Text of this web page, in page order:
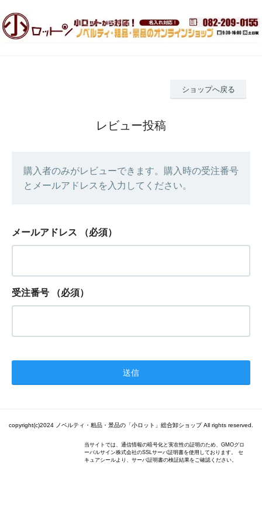
ショップへ戻る
レビュー投稿
購入者のみがレビューできます。購入時の受注番号
とメールアドレスを入力してください。
メールアドレス （必須）
受注番号 （必須）
copyright(c)2024 ノベルティ・粗品・景品の「小ロット」総合卸ショップ All rights reserved.
当サイトでは、通信情報の暗号化と実在性の証明のため、GMOグロ
ーバルサイン株式会社のSSLサーバ証明書を使用しております。 セ
キュアシールより、サーバ証明書の検証結果をご確認ください。